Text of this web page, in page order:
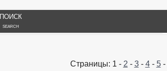
ПОИСК
SEARCH
Страницы: 1 - 2 - 3- 4- 5-